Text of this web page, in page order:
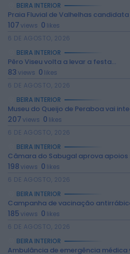
2026 Rádio Caria.
BEIRA INTERIOR
Praia Fluvial de Valhelhas candidata
107views 0 likes
6 DE AGOSTO, 2026
BEIRA INTERIOR
Pêro Viseu volta a levar a festa...
83views 0 likes
6 DE AGOSTO, 2026
BEIRA INTERIOR
Museu do Queijo de Peraboa vai
207views 0 likes
6 DE AGOSTO, 2026
BEIRA INTERIOR
Câmara do Sabugal aprova apoios
198views 0 likes
6 DE AGOSTO, 2026
BEIRA INTERIOR
Campanha de vacinação
185views 0 likes
6 DE AGOSTO, 2026
BEIRA INTERIOR
Ambulância de emergência médica